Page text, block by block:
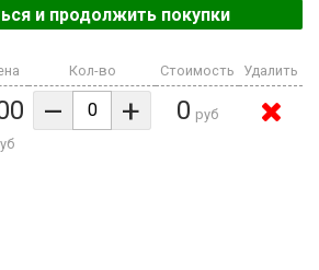
и продолжить покупки
Кол-во Стоимость
Удалить
– + 0 руб